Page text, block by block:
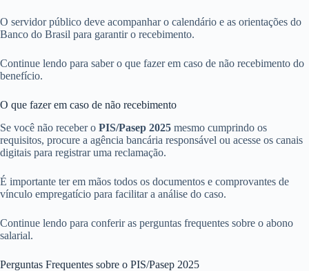
O servidor público deve acompanhar o calendário e as orientações do
Banco do Brasil para garantir o recebimento.
Continue lendo para saber o que fazer em caso de não recebimento do
benefício.
O que fazer em caso de não recebimento
Se você não receber o PIS/Pasep 2025 mesmo cumprindo os
requisitos, procure a agência bancária responsável ou acesse os canais
digitais para registrar uma reclamação.
É importante ter em mãos todos os documentos e comprovantes de
vínculo empregatício para facilitar a análise do caso.
Continue lendo para conferir as perguntas frequentes sobre o abono
salarial.
Perguntas Frequentes sobre o PIS/Pasep 2025